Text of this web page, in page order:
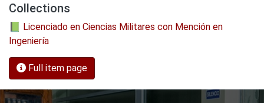
Collections
📗 Licenciado en Ciencias Militares con Mención en
Ingeniería
Full item page